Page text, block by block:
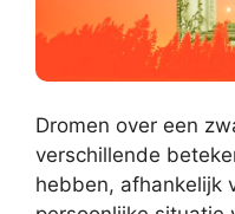
Dromen over een
verschillende
hebben, afhankelijk